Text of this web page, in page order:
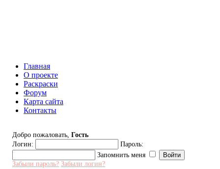
Главная
О проекте
Раскраски
Форум
Карта сайта
Контакты
Добро пожаловать, Гость
Логин:
Пароль:
Запомнить меня
Забыли пароль? Забыли логин?